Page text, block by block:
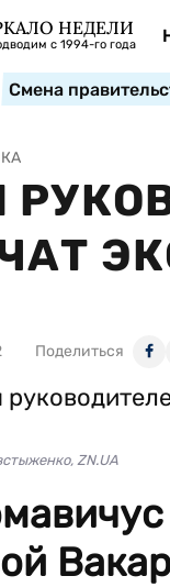
НЕДЕЛИ
с 1994-го года
Смена
Поделиться
ZN.UA